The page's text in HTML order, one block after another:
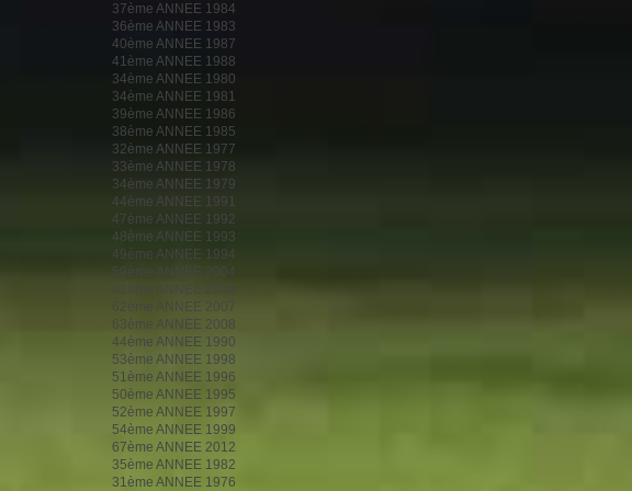
37ème ANNEE 1984
36ème ANNEE 1983
40ème ANNEE 1987
41ème ANNEE 1988
34ème ANNEE 1980
34ème ANNEE 1981
39ème ANNEE 1986
38ème ANNEE 1985
32ème ANNEE 1977
33ème ANNEE 1978
34ème ANNEE 1979
44ème ANNEE 1991
47ème ANNEE 1992
48ème ANNEE 1993
49ème ANNEE 1994
59ème ANNEE 2004
61ème ANNEE 2006
62ème ANNEE 2007
63ème ANNEE 2008
44ème ANNEE 1990
53ème ANNEE 1998
51ème ANNEE 1996
50ème ANNEE 1995
52ème ANNEE 1997
54ème ANNEE 1999
67ème ANNEE 2012
35ème ANNEE 1982
31ème ANNEE 1976